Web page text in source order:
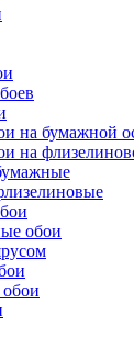
на бумажной
на
обои